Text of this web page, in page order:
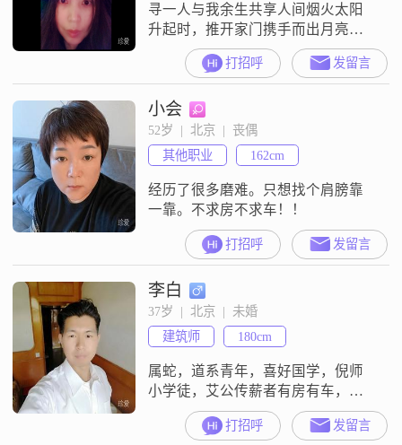
寻一人与我余生共享人间烟火太阳
升起时，推开家门携手而出月亮升
起时，走进家门拥抱爱人
打招呼 发留言
小会
52岁  |  北京  |  丧偶
其他职业
162cm
经历了很多磨难。只想找个肩膀靠
一靠。不求房不求车！！
打招呼 发留言
李白
37岁  |  北京  |  未婚
建筑师
180cm
属蛇，道系青年，喜好国学，倪师
小学徒，艾公传薪者有房有车，大
学本科希望另一半温文尔雅，坦诚
相待；注重保养身体健健康康，喜
打招呼 发留言